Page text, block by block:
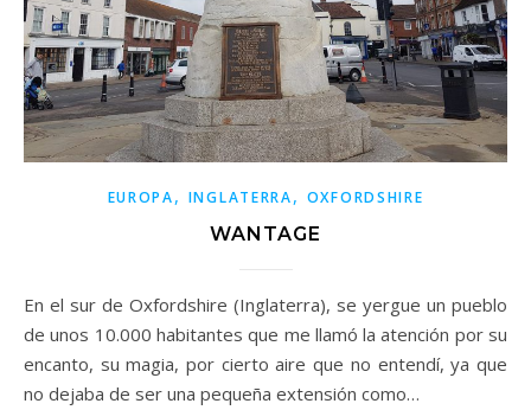
EUROPA, INGLATERRA, OXFORDSHIRE
WANTAGE
En el sur de Oxfordshire (Inglaterra), se yergue un pueblo
de unos 10.000 habitantes que me llamó la atención por su
encanto, su magia, por cierto aire que no entendí, ya que
no dejaba de ser una pequeña extensión como…